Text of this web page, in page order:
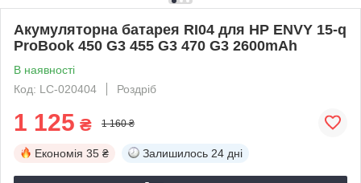
Акумуляторна батарея RI04 для HP ENVY 15-q
ProBook 450 G3 455 G3 470 G3 2600mAh
В наявності
Код: LC-020404
Роздріб
1 125 ₴ 1 160 ₴
Економія 35 ₴ Залишилось 24 дні